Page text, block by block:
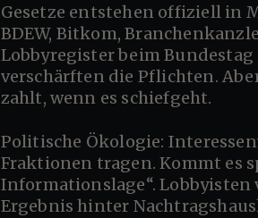
Gesetze entstehen offiziell in Ministerien und Parlamenten, inoffiziell in Händen von Verbänden. BDI,
BDEW, Bitkom,
Lobbyregister beim
verschärften die Pflichten.
zahlt, wenn es schiefgeht.
Politische Ökologie: Interessenvertreter liefern Bausteine, Ministerien glätten, Koalitionsrunden feilen,
Fraktionen tragen. Kommt es
Informationslage“.
Ergebnis hinter